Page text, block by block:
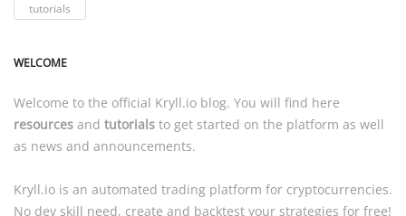
tutorials
WELCOME
Welcome to the official Kryll.io blog. You will find here
resources and tutorials to get started on the platform as well
as news and announcements.
Kryll.io is an automated trading platform for cryptocurrencies.
No dev skill need, create and backtest your strategies for free!